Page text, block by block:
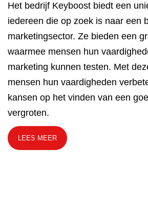
Het bedrijf Keyboost biedt een
iedereen die op zoek is naar een
marketingsector. Ze bieden een
waarmee mensen hun
marketing kunnen testen. Met
mensen hun vaardigheden
kansen op het vinden van een
vergroten.
LEES MEER